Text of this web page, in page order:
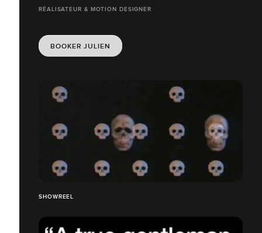
RÉALISATEUR & MOTION DESIGNER
BOOKER JULIEN
SHOWREEL